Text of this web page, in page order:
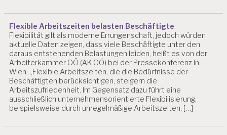
Flexible Arbeitszeiten belasten Beschäftigte
Flexibilität gilt als moderne Errungenschaft, jedoch würden
aktuelle Daten zeigen, dass viele Beschäftigte unter den
daraus entstehenden Belastungen leiden, heißt es von der
Arbeiterkammer OÖ (AK OÖ) bei der Pressekonferenz in
Wien. „Flexible Arbeitszeiten, die die Bedürfnisse der
Beschäftigten berücksichtigen, steigern die
Arbeitszufriedenheit. Im Gegensatz dazu führt eine
ausschließlich unternehmensorientierte Flexibilisierung,
beispielsweise durch unregelmäßige Arbeitszeiten, […]